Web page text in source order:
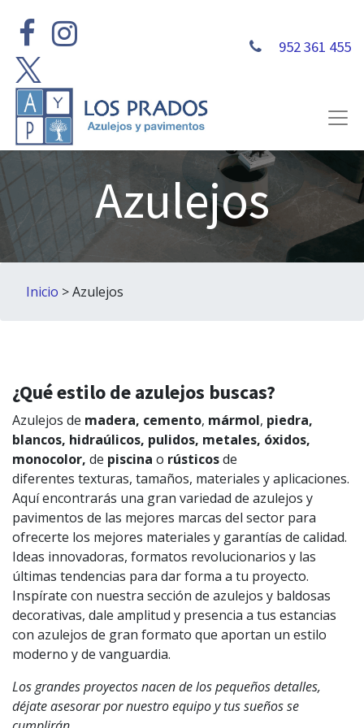
952 361 455
Azulejos
Inicio > Azulejos
¿Qué estilo de azulejos buscas?
Azulejos de madera, cemento, mármol, piedra,
blancos, hidraúlicos, pulidos, metales, óxidos,
monocolor, de piscina o rústicosde
diferentes texturas, tamaños, materiales y aplicaciones.
Aquí encontrarás una gran variedad de azulejos y
pavimentos de las mejores marcas del sector para
ofrecerte los mejores materiales y garantías de calidad.
Ideas innovadoras, formatos revolucionarios y las
últimas tendencias para dar forma a tu proyecto.
Inspírate con nuestra sección de azulejos y baldosas
decorativas, dale amplitud y presencia a tus estancias
con azulejos de gran formato que aportan un estilo
moderno y de vanguardia.
Los grandes proyectos nacen de los pequeños detalles,
déjate asesorar por nuestro equipo y tus sueños se